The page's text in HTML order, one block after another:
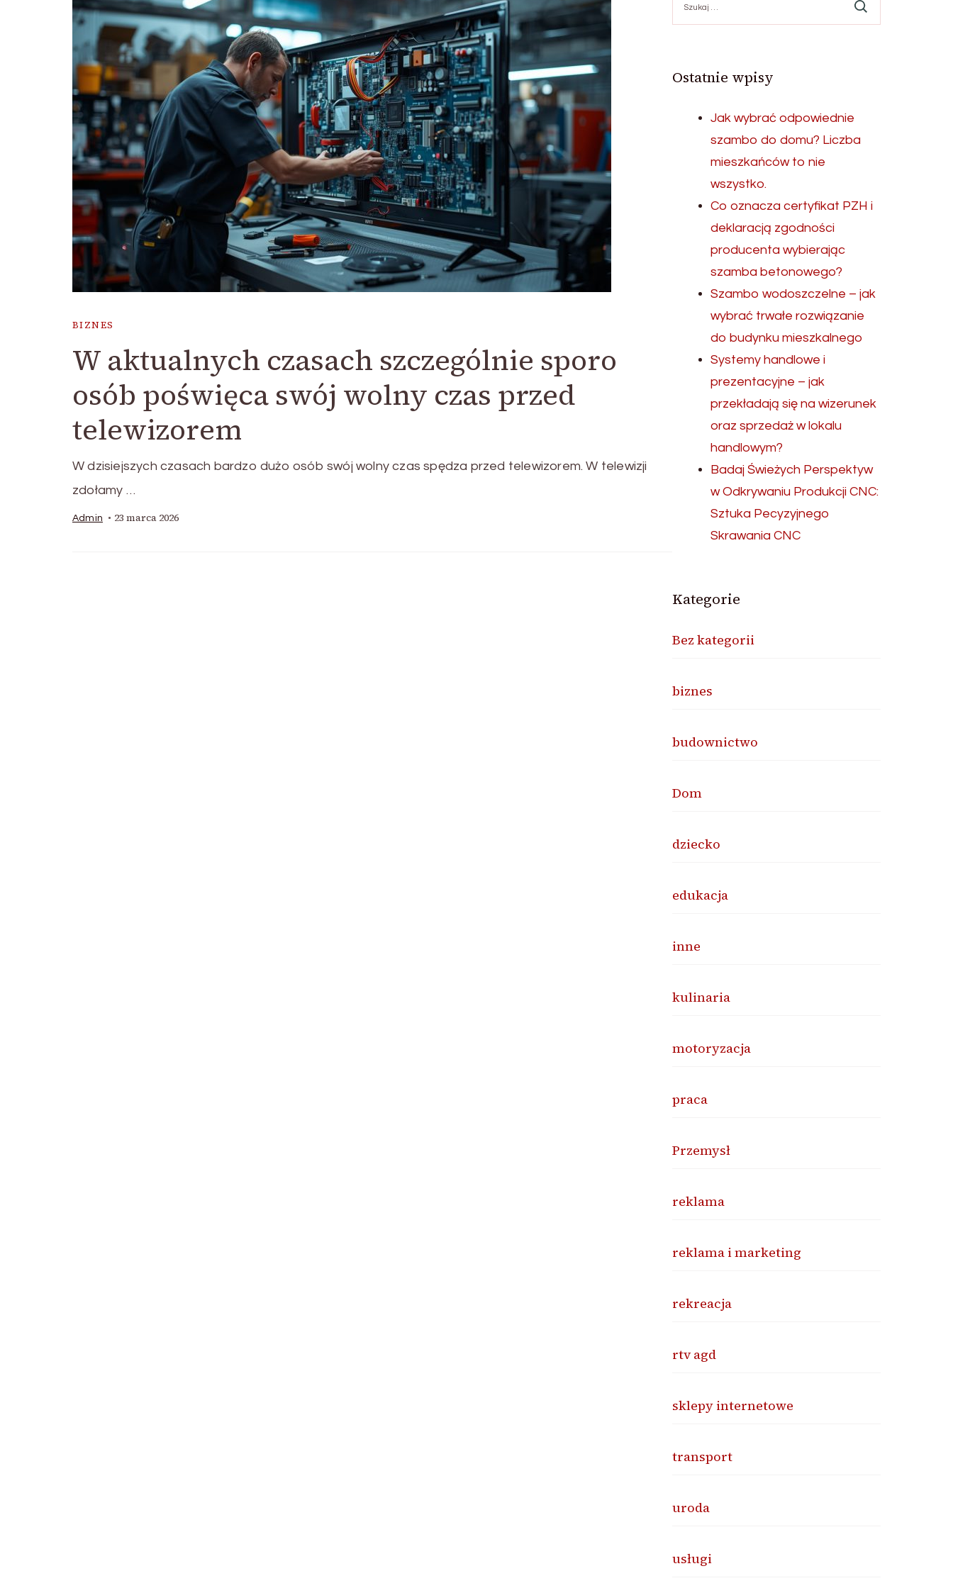
BIZNES
W aktualnych czasach szczególnie sporo
osób poświęca swój wolny czas przed
telewizorem
W dzisiejszych czasach bardzo dużo osób swój wolny czas spędza przed telewizorem. W telewizji
zdołamy …
Admin 23 marca 2026
Ostatnie wpisy
Jak wybrać odpowiednie
szambo do domu? Liczba
mieszkańców to nie
wszystko.
Co oznacza certyfikat PZH i
deklaracją zgodności
producenta wybierając
szamba betonowego?
Szambo wodoszczelne – jak
wybrać trwałe rozwiązanie
do budynku mieszkalnego
Systemy handlowe i
prezentacyjne – jak
przekładają się na wizerunek
oraz sprzedaż w lokalu
handlowym?
Badaj Świeżych Perspektyw
w Odkrywaniu Produkcji CNC:
Sztuka Pecyzyjnego
Skrawania CNC
Kategorie
Bez kategorii
biznes
budownictwo
Dom
dziecko
edukacja
inne
kulinaria
motoryzacja
praca
Przemysł
reklama
reklama i marketing
rekreacja
rtv agd
sklepy internetowe
transport
uroda
usługi